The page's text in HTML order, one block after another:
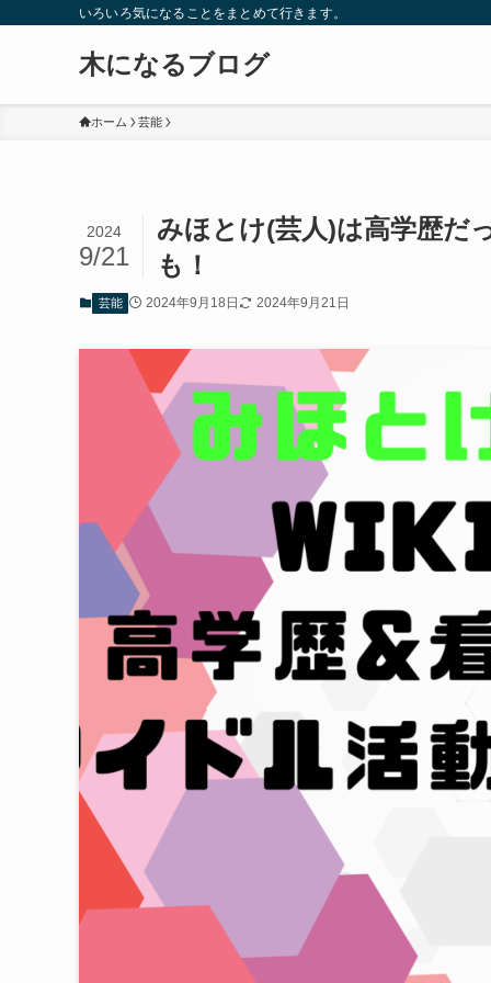
いろいろ気になることをまとめて行きます。
木になるブログ
ホーム 芸能
みほとけ(芸人)は高学歴だ
も！
2024
9/21
芸能 2024年9月18日 2024年9月21日